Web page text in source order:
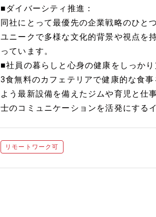
■ダイバーシティ推進：
同社にとって最優先の企業戦略のひと
ユニークで多様な文化的背景や視点を
っています。
■社員の暮らしと心身の健康をしっかり
3食無料のカフェテリアで健康的な食
よう最新設備を備えたジムや育児と仕
士のコミュニケーションを活発にする
リモートワーク可